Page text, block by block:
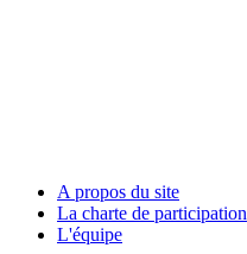
A propos du site
La charte de participation
L'équipe